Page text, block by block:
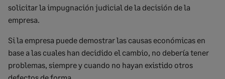
solicitar la impugnación judicial de la decisión de la
empresa.
Si la empresa puede demostrar las causas económicas en
base a las cuales han decidido el cambio, no debería tener
problemas, siempre y cuando no hayan existido otros